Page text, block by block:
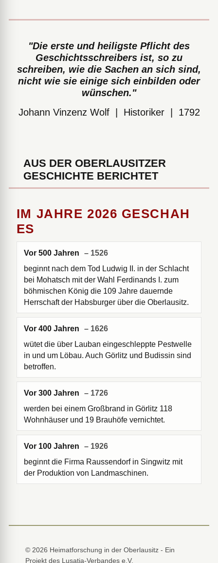
"Die erste und heiligste Pflicht des
Geschichtsschreibers ist, so zu
schreiben, wie die Sachen an sich sind,
nicht wie sie einige sich einbilden oder
wünschen."
Johann Vinzenz Wolf | Historiker | 1792
AUS DER OBERLAUSITZER
GESCHICHTE BERICHTET
IM JAHRE 2026 GESCHAH
ES
Vor 500 Jahren
– 1526
beginnt nach dem Tod Ludwig II. in der Schlacht
bei Mohatsch mit der Wahl Ferdinands I. zum
böhmischen König die 109 Jahre dauernde
Herrschaft der Habsburger über die Oberlausitz.
Vor 400 Jahren
– 1626
wütet die über Lauban eingeschleppte Pestwelle
in und um Löbau. Auch Görlitz und Budissin sind
betroffen.
Vor 300 Jahren
– 1726
werden bei einem Großbrand in Görlitz 118
Wohnhäuser und 19 Brauhöfe vernichtet.
Vor 100 Jahren
– 1926
beginnt die Firma Raussendorf in Singwitz mit
der Produktion von Landmaschinen.
© 2026 Heimatforschung in der Oberlausitz - Ein
Projekt des Lusatia-Verbandes e.V.